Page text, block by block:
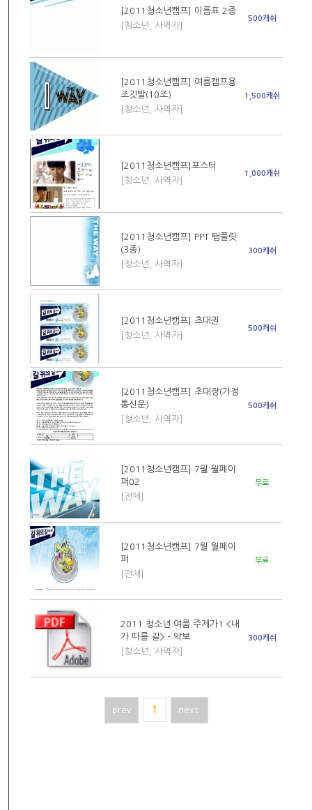
[2011청소년캠프] 이름표 2종
[청소년, 사역자]
500캐쉬
[2011청소년캠프] 여름캠프용
조깃발(10조)
[청소년, 사역자]
1,500캐쉬
[2011청소년캠프]포스터
[청소년, 사역자]
1,000캐쉬
[2011청소년캠프] PPT 탬플릿
(3종)
[청소년, 사역자]
300캐쉬
[2011청소년캠프] 초대권
[청소년, 사역자]
500캐쉬
[2011청소년캠프] 초대장(가정
통신문)
[청소년, 사역자]
500캐쉬
[2011청소년캠프] 7월 월페이
퍼02
[전체]
무료
[2011청소년캠프] 7월 월페이
퍼
[전체]
무료
2011 청소년 여름 주제가1 <내
가 따를 길> - 악보
[청소년, 사역자]
300캐쉬
prev 1 next